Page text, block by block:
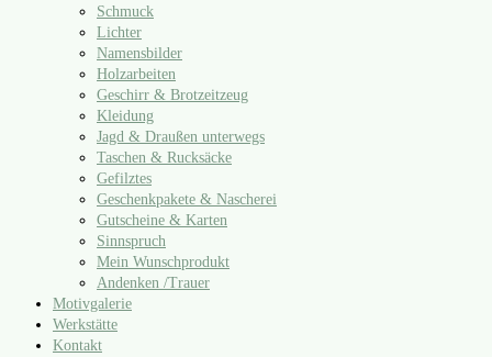
Schmuck
Lichter
Namensbilder
Holzarbeiten
Geschirr & Brotzeitzeug
Kleidung
Jagd & Draußen unterwegs
Taschen & Rucksäcke
Gefilztes
Geschenkpakete & Nascherei
Gutscheine & Karten
Sinnspruch
Mein Wunschprodukt
Andenken /​Trauer
Motivgalerie
Werkstätte
Kontakt